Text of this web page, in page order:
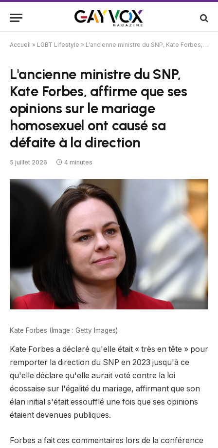
Accueil » LGBT Lifestyle » L'ancienne ministre du SNP, Kate Forbes, affirme que ses opinions sur le mariage homosexuel ont causé sa défaite à la direction
L'ancienne ministre du SNP,
Kate Forbes, affirme que ses
opinions sur le mariage
homosexuel ont causé sa
défaite à la direction
5 juillet 2026 4 minutes
Kate Forbes (Image : Getty Images)
Kate Forbes a déclaré qu'elle était « très en tête » pour
remporter la direction du SNP en 2023 jusqu'à ce
qu'elle déclare qu'elle aurait voté contre la loi
écossaise sur l'égalité du mariage, affirmant que son
élan initial s'était essoufflé une fois que ses opinions
étaient devenues publiques.
Forbes a fait ces commentaires lors de la conférence